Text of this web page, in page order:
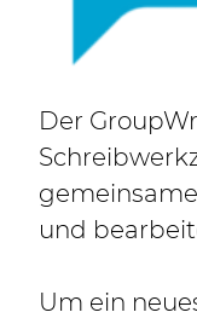
Der
und
Um ein